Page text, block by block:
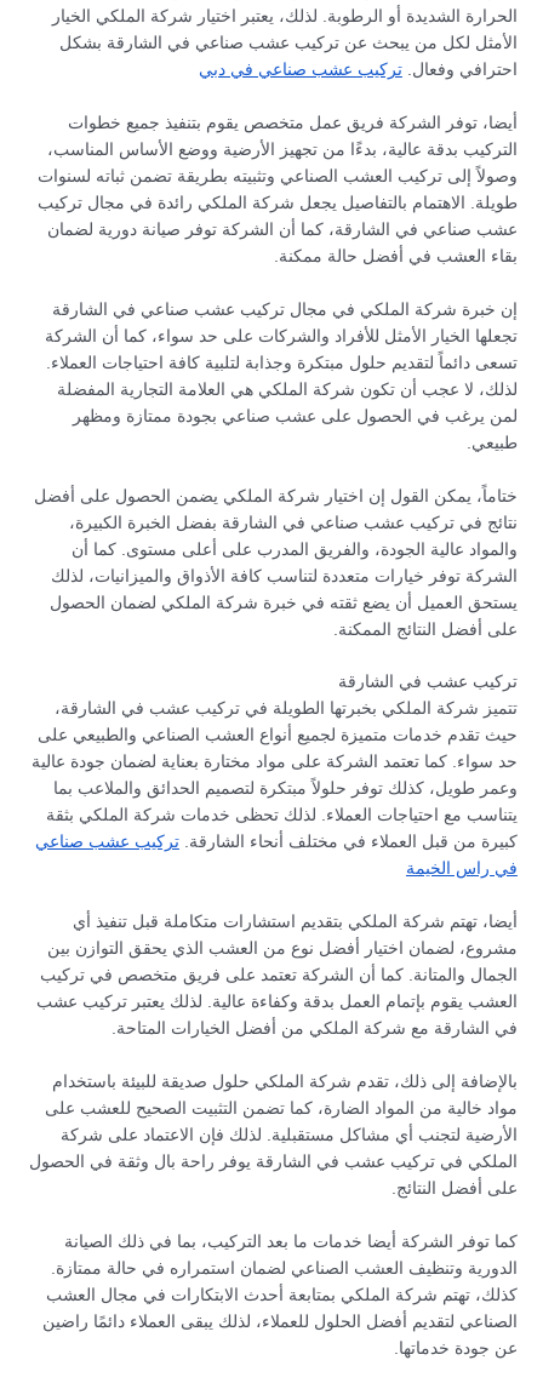
الحرارة الشديدة أو الرطوبة. لذلك، يعتبر اختيار شركة الملكي الخيار
الأمثل لكل من يبحث عن تركيب عشب صناعي في الشارقة بشكل
احترافي وفعال.تركيب عشب صناعي في دبي
أيضا، توفر الشركة فريق عمل متخصص يقوم بتنفيذ جميع خطوات
التركيب بدقة عالية، بدءًا من تجهيز الأرضية ووضع الأساس المناسب،
وصولاً إلى تركيب العشب الصناعي وتثبيته بطريقة تضمن ثباته لسنوات
طويلة. الاهتمام بالتفاصيل يجعل شركة الملكي رائدة في مجال تركيب
عشب صناعي في الشارقة، كما أن الشركة توفر صيانة دورية لضمان
بقاء العشب في أفضل حالة ممكنة.
إن خبرة شركة الملكي في مجال تركيب عشب صناعي في الشارقة
تجعلها الخيار الأمثل للأفراد والشركات على حد سواء، كما أن الشركة
تسعى دائماً لتقديم حلول مبتكرة وجذابة لتلبية كافة احتياجات العملاء.
لذلك، لا عجب أن تكون شركة الملكي هي العلامة التجارية المفضلة
لمن يرغب في الحصول على عشب صناعي بجودة ممتازة ومظهر
طبيعي.
ختاماً، يمكن القول إن اختيار شركة الملكي يضمن الحصول على أفضل
نتائج في تركيب عشب صناعي في الشارقة بفضل الخبرة الكبيرة،
والمواد عالية الجودة، والفريق المدرب على أعلى مستوى. كما أن
الشركة توفر خيارات متعددة لتناسب كافة الأذواق والميزانيات، لذلك
يستحق العميل أن يضع ثقته في خبرة شركة الملكي لضمان الحصول
على أفضل النتائج الممكنة.
تركيب عشب في الشارقة
تتميز شركة الملكي بخبرتها الطويلة في تركيب عشب في الشارقة،
حيث تقدم خدمات متميزة لجميع أنواع العشب الصناعي والطبيعي على
حد سواء. كما تعتمد الشركة على مواد مختارة بعناية لضمان جودة عالية
وعمر طويل، كذلك توفر حلولاً مبتكرة لتصميم الحدائق والملاعب بما
يتناسب مع احتياجات العملاء. لذلك تحظى خدمات شركة الملكي بثقة
كبيرة من قبل العملاء في مختلف أنحاء الشارقة.تركيب عشب صناعي
في راس الخيمة
أيضا، تهتم شركة الملكي بتقديم استشارات متكاملة قبل تنفيذ أي
مشروع، لضمان اختيار أفضل نوع من العشب الذي يحقق التوازن بين
الجمال والمتانة. كما أن الشركة تعتمد على فريق متخصص في تركيب
العشب يقوم بإتمام العمل بدقة وكفاءة عالية. لذلك يعتبر تركيب عشب
في الشارقة مع شركة الملكي من أفضل الخيارات المتاحة.
بالإضافة إلى ذلك، تقدم شركة الملكي حلول صديقة للبيئة باستخدام
مواد خالية من المواد الضارة، كما تضمن التثبيت الصحيح للعشب على
الأرضية لتجنب أي مشاكل مستقبلية. لذلك فإن الاعتماد على شركة
الملكي في تركيب عشب في الشارقة يوفر راحة بال وثقة في الحصول
على أفضل النتائج.
كما توفر الشركة أيضا خدمات ما بعد التركيب، بما في ذلك الصيانة
الدورية وتنظيف العشب الصناعي لضمان استمراره في حالة ممتازة.
كذلك، تهتم شركة الملكي بمتابعة أحدث الابتكارات في مجال العشب
الصناعي لتقديم أفضل الحلول للعملاء، لذلك يبقى العملاء دائمًا راضين
عن جودة خدماتها.